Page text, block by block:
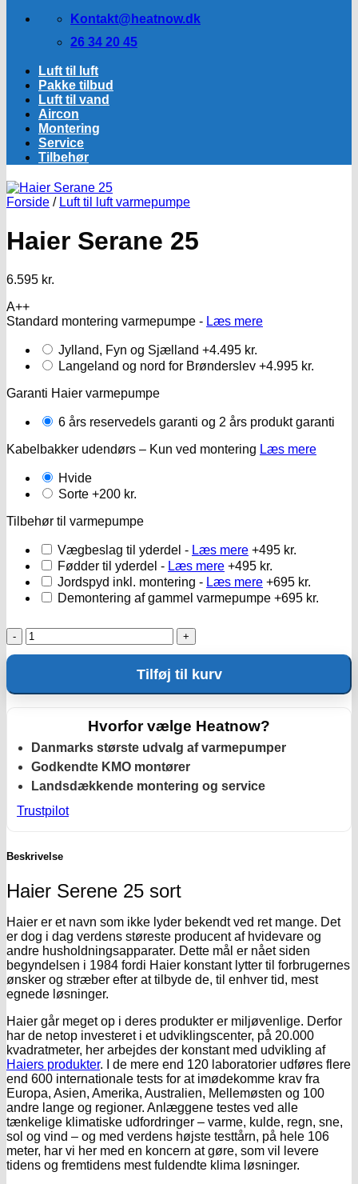
Kontakt@heatnow.dk
26 34 20 45
Luft til luft
Pakke tilbud
Luft til vand
Aircon
Montering
Service
Tilbehør
Forside / Luft til luft varmepumpe
Haier Serane 25
6.595 kr.
A++
Standard montering varmepumpe - Læs mere
Jylland, Fyn og Sjælland +4.495 kr.
Langeland og nord for Brønderslev +4.995 kr.
Garanti Haier varmepumpe
6 års reservedels garanti og 2 års produkt garanti
Kabelbakker udendørs – Kun ved montering Læs mere
Hvide
Sorte +200 kr.
Tilbehør til varmepumpe
Vægbeslag til yderdel - Læs mere +495 kr.
Fødder til yderdel - Læs mere +495 kr.
Jordspyd inkl. montering - Læs mere +695 kr.
Demontering af gammel varmepumpe +695 kr.
Haier
Serane
Tilføj til kurv
Hvorfor vælge Heatnow?
Danmarks største udvalg af varmepumper
Godkendte KMO montører
Landsdækkende montering og service
Trustpilot
Beskrivelse
Haier Serene 25 sort
Haier er et navn som ikke lyder bekendt ved ret mange. Det
er dog i dag verdens støreste producent af hvidevare og
andre husholdningsapparater. Dette mål er nået siden
begyndelsen i 1984 fordi Haier konstant lytter til forbrugernes
ønsker og stræber efter at tilbyde de, til enhver tid, mest
egnede løsninger.
Haier går meget op i deres produkter er miljøvenlige. Derfor
har de netop investeret i et udviklingscenter, på 20.000
kvadratmeter, her arbejdes der konstant med udvikling af
Haiers produkter. I de mere end 120 laboratorier udføres flere
end 600 internationale tests for at imødekomme krav fra
Europa, Asien, Amerika, Australien, Mellemøsten og 100
andre lange og regioner. Anlæggene testes ved alle
tænkelige klimatiske udfordringer – varme, kulde, regn, sne,
sol og vind – og med verdens højste testtårn, på hele 106
meter, har vi her med en koncern at gøre, som vil levere
tidens og fremtidens mest fuldendte klima løsninger.